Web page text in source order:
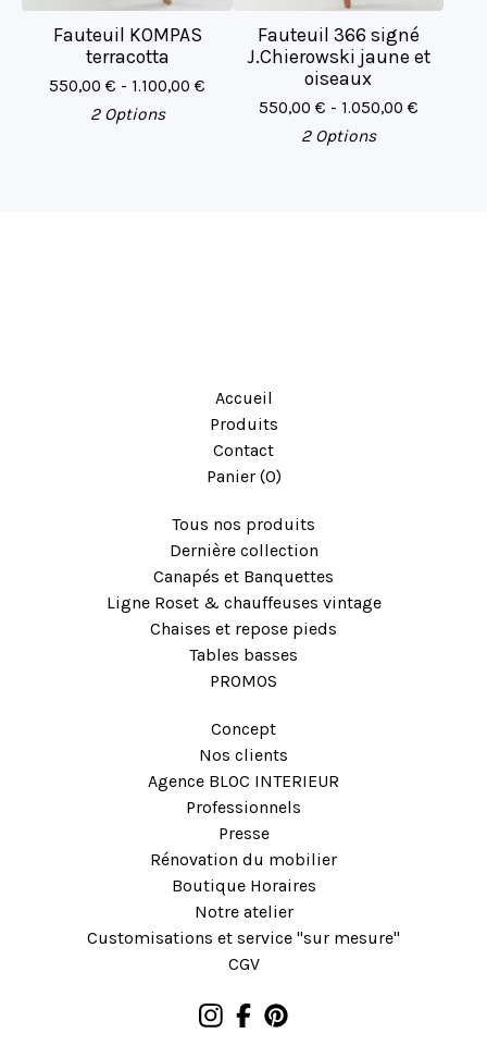
Fauteuil KOMPAS
terracotta
550,00 € - 1.100,00 €
2 Options
Fauteuil 366 signé
J.Chierowski jaune et
oiseaux
550,00 € - 1.050,00 €
2 Options
Accueil
Produits
Contact
Panier (0)
Tous nos produits
Dernière collection
Canapés et Banquettes
Ligne Roset & chauffeuses vintage
Chaises et repose pieds
Tables basses
PROMOS
Concept
Nos clients
Agence BLOC INTERIEUR
Professionnels
Presse
Rénovation du mobilier
Boutique Horaires
Notre atelier
Customisations et service "sur mesure"
CGV